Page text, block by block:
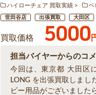
ハイローチェア 買取実績 ベ
世田谷店 出張買取 大田区
買取価格 5000
担当バイヤーからのコ
今回は、東京都 大田区
LONG を出張買取しまし
ビー用品がございました